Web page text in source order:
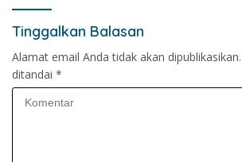
Tinggalkan Balasan
Alamat email Anda tidak akan dipublikasikan.
ditandai *